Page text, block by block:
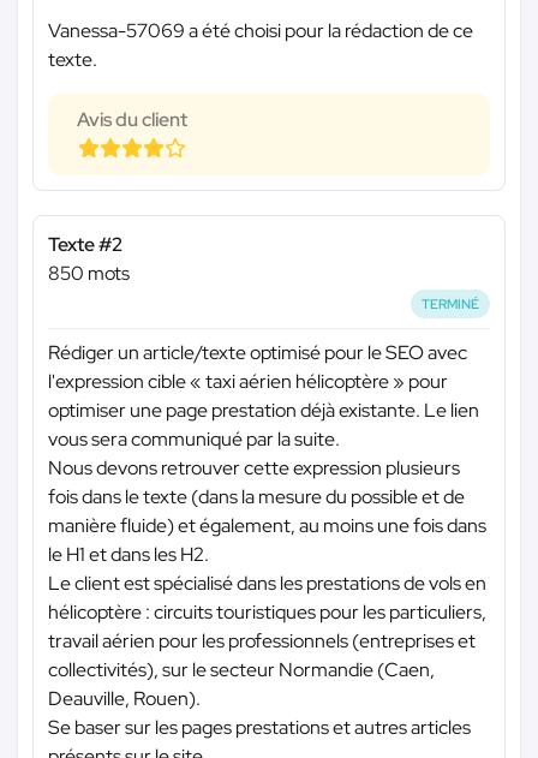
Vanessa-57069 a été choisi pour la rédaction de ce
texte.
Avis du client
Texte #2
850 mots
TERMINÉ
Rédiger un article/texte optimisé pour le SEO avec
l'expression cible « taxi aérien hélicoptère » pour
optimiser une page prestation déjà existante. Le lien
vous sera communiqué par la suite.
Nous devons retrouver cette expression plusieurs
fois dans le texte (dans la mesure du possible et de
manière fluide) et également, au moins une fois dans
le H1 et dans les H2.
Le client est spécialisé dans les prestations de vols en
hélicoptère : circuits touristiques pour les particuliers,
travail aérien pour les professionnels (entreprises et
collectivités), sur le secteur Normandie (Caen,
Deauville, Rouen).
Se baser sur les pages prestations et autres articles